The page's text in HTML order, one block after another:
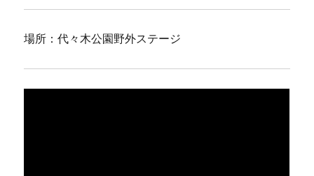
場所：代々木公園野外ステージ